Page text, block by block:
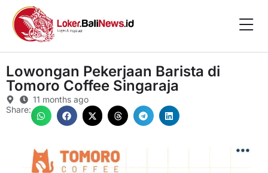
Lowongan Pekerjaan Barista di
Tomoro Coffee Singaraja
11 months ago
Share: